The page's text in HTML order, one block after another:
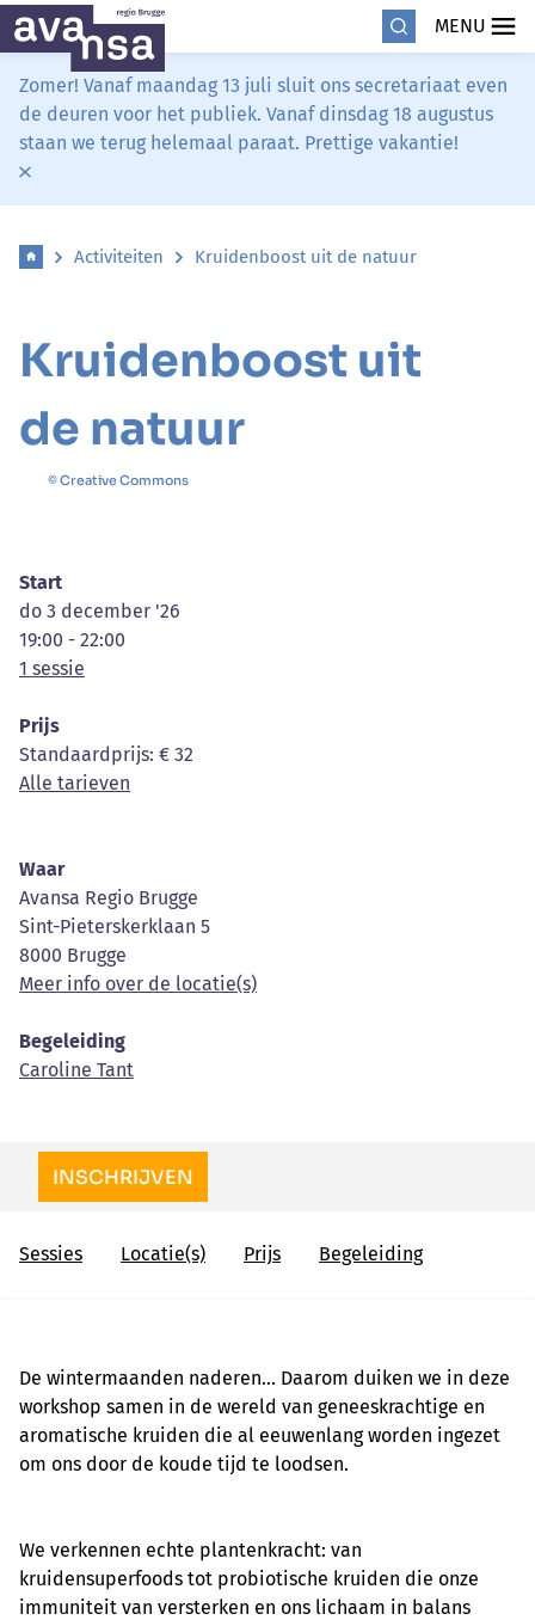
MENU
Zomer! Vanaf maandag 13 juli sluit ons secretariaat even
de deuren voor het publiek. Vanaf dinsdag 18 augustus
staan we terug helemaal paraat. Prettige vakantie!
Activiteiten Kruidenboost uit de natuur
Kruidenboost uit
de natuur
© Creative Commons
Start
do 3 december '26
19:00 - 22:00
1 sessie
Prijs
Standaardprijs: € 32
Alle tarieven
Waar
Avansa Regio Brugge
Sint-Pieterskerklaan 5
8000 Brugge
Meer info over de locatie(s)
Begeleiding
Caroline Tant
INSCHRIJVEN
Sessies Locatie(s) Prijs Begeleiding
De wintermaanden naderen... Daarom duiken we in deze
workshop samen in de wereld van geneeskrachtige en
aromatische kruiden die al eeuwenlang worden ingezet
om ons door de koude tijd te loodsen.
We verkennen echte plantenkracht: van
kruidensuperfoods tot probiotische kruiden die onze
immuniteit van versterken en ons lichaam in balans